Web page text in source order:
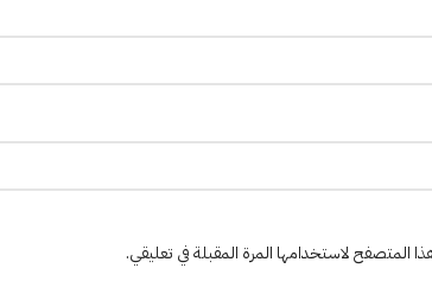
المتصفح لاستخدامها المرة المقبلة في تعليقي.